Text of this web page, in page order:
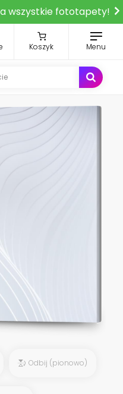
wszystkie fototapety!
Koszyk Menu
Odbij (pionowo)